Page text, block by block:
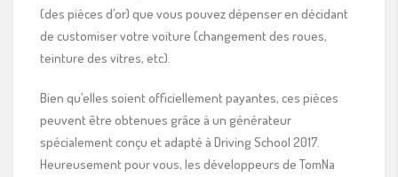
(des pièces d’or) que vous pouvez dépenser en décidant
de customiser votre voiture (changement des roues,
teinture des vitres, etc).
Bien qu’elles soient officiellement payantes, ces pièces
peuvent être obtenues grâce à un générateur
spécialement conçu et adapté à Driving School 2017.
Heureusement pour vous, les développeurs de TomNa